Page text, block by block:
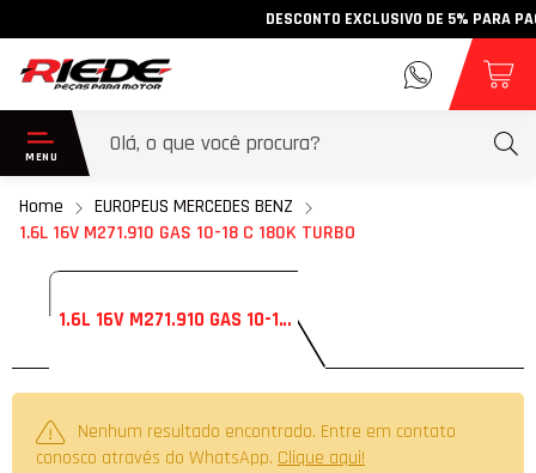
DESCONTO EXCLUSIVO DE 5% PARA
Home
EUROPEUS MERCEDES BENZ
1.6L 16V M271.910 GAS 10-18 C 180K TURBO
1.6L 16V M271.910 GAS 10-18 C 180K TURBO
Nenhum resultado encontrado. Entre em contato
conosco através do WhatsApp. Clique aqui!